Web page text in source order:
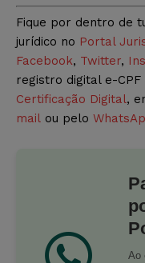
Fique por dentro de
jurídico no Portal
Facebook, Twitter,
registro digital e-
Certificação Digital,
mail ou pelo
Ao